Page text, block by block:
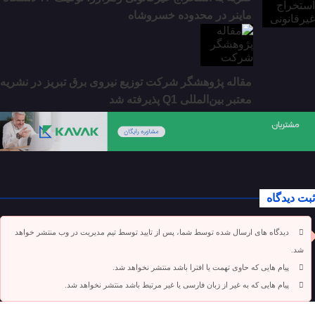
ماینر در محدوده خسروشاه
مقاله پژوهشگر شرکت توزیع نیروی برق تبریز در نشریه
معتبر بین‌المللی Q1 پذیرفته شد
ثبت دیدگاه
دیدگاه های ارسال شده توسط شما، پس از تایید توسط تیم مدیریت در وب منتشر خواهد
شد.
پیام هایی که حاوی تهمت یا افترا باشد منتشر نخواهد شد.
پیام هایی که به غیر از زبان فارسی یا غیر مرتبط باشد منتشر نخواهد شد.